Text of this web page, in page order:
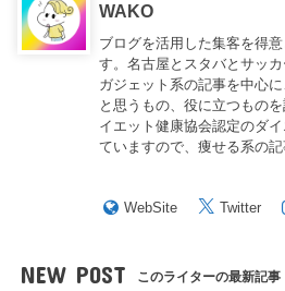
WAKO
ブログを活用した集客を得
す。名古屋とスタバとサッ
ガジェット系の記事を中心
と思うもの、役に立つもの
イエット健康協会認定のダ
ていますので、痩せる系の記
WebSite Twitter
NEW POST このライターの最新記事